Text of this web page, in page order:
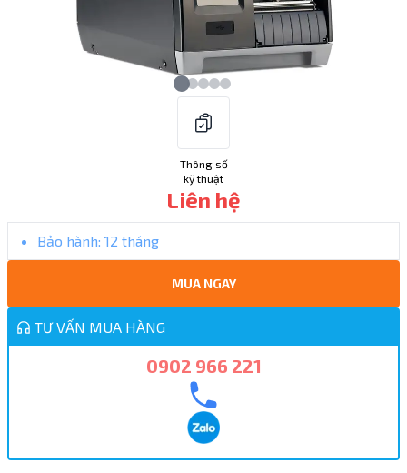
Thông số
kỹ thuật
Liên hệ
Bảo hành: 12 tháng
MUA NGAY
TƯ VẤN MUA HÀNG
0902 966 221